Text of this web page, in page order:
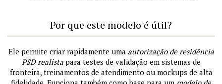
Por que este modelo é útil?
Ele permite criar rapidamente uma autorização de residência
PSD realistapara testes de validação em sistemas de
fronteira, treinamentos de atendimento ou mockups de alta